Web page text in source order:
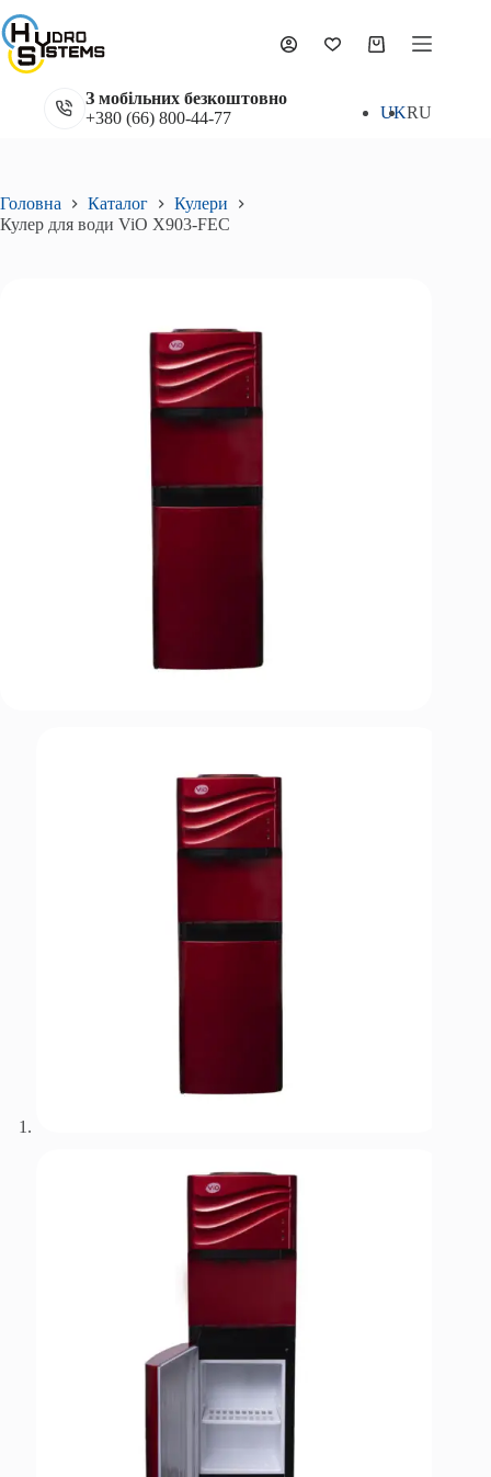
до
вмісту
6 990₴
Додати в кошикКошик
З мобільних безкоштовно
+380 (66) 800-44-77
UKRU
Головна Каталог
Кулери
Кулер для води ViO X903-FEC